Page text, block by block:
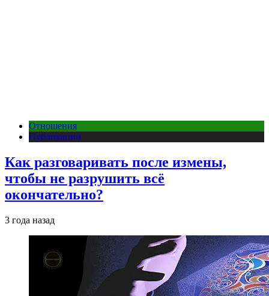
Отношения
Публикации
Как разговаривать после измены,
чтобы не разрушить всё
окончательно?
3 года назад